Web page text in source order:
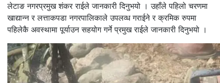
लेटाङ नगरप्रमुख शंकर राईले जानकारी दिनुभयो । उहाँले पहिलो चरणमा
खाद्यान्न र लत्ताकपडा नगरपालिकाले उपलव्ध गराईने र क्रमिक रुपमा
पहिलेकै अवस्थामा पूर्याउन सहयोग गर्ने प्रमुख राईले जानकारी दिनुभयो ।